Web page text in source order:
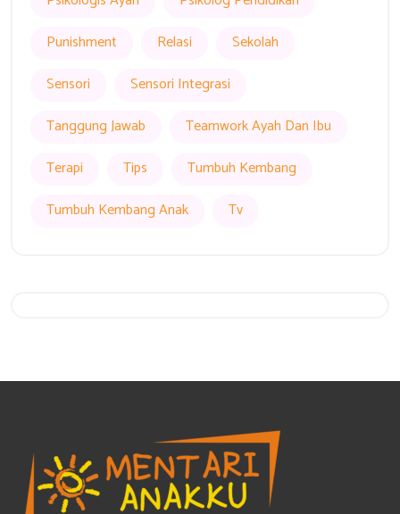
Punishment
Relasi
Sekolah
Sensori
Sensori Integrasi
Tanggung Jawab
Teamwork Ayah Dan Ibu
Terapi
Tips
Tumbuh Kembang
Tumbuh Kembang Anak
Tv